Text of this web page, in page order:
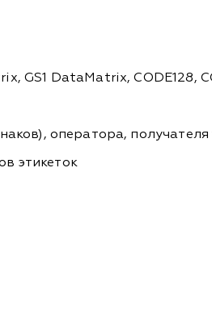
GS1 DataMatrix, CODE128,
оператора,
этикеток